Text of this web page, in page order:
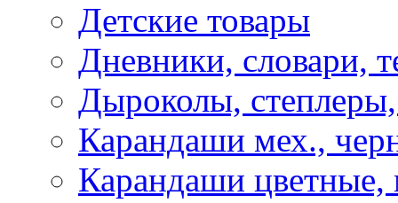
Детские товары
Дневники, словари,
Дыроколы,
Карандаши мех.,
Карандаши цветные,